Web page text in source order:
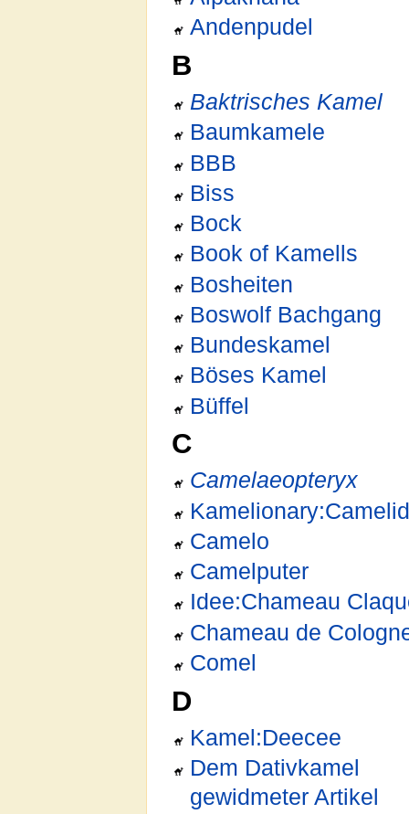
Andenpudel
B
Baktrisches Kamel
Baumkamele
BBB
Biss
Bock
Book of Kamells
Bosheiten
Boswolf Bachgang
Bundeskamel
Böses Kamel
Büffel
C
Camelaeopteryx
Camelo
Camelputer
Idee:Chameau
Chameau de
Comel
D
Kamel:Deecee
Dem Dativkamel
gewidmeter Artikel